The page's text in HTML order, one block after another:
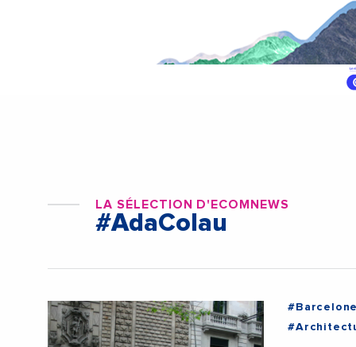
LA SÉLECTION D'ECOMNEWS
#AdaColau
#Barcelone